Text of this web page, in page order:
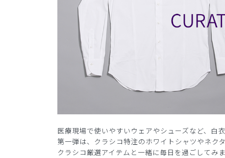
医療現場で使いやすいウェアやシューズなど、白
第一弾は、クラシコ特注のホワイトシャツやネク
クラシコ厳選アイテムと一緒に毎日を過ごしてみ